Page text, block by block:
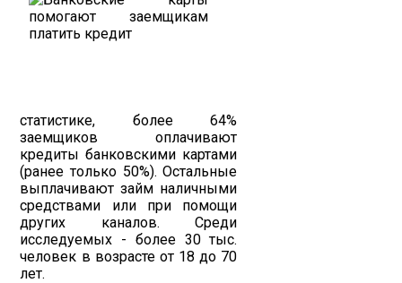
статистике, более 64%
заемщиков оплачивают
кредиты банковскими картами
(ранее только 50%). Остальные
выплачивают займ наличными
средствами или при помощи
других каналов. Среди
исследуемых - более 30 тыс.
человек в возрасте от 18 до 70
лет.